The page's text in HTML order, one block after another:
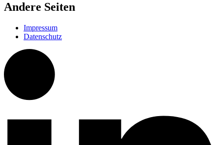
Andere Seiten
Impressum
Datenschutz